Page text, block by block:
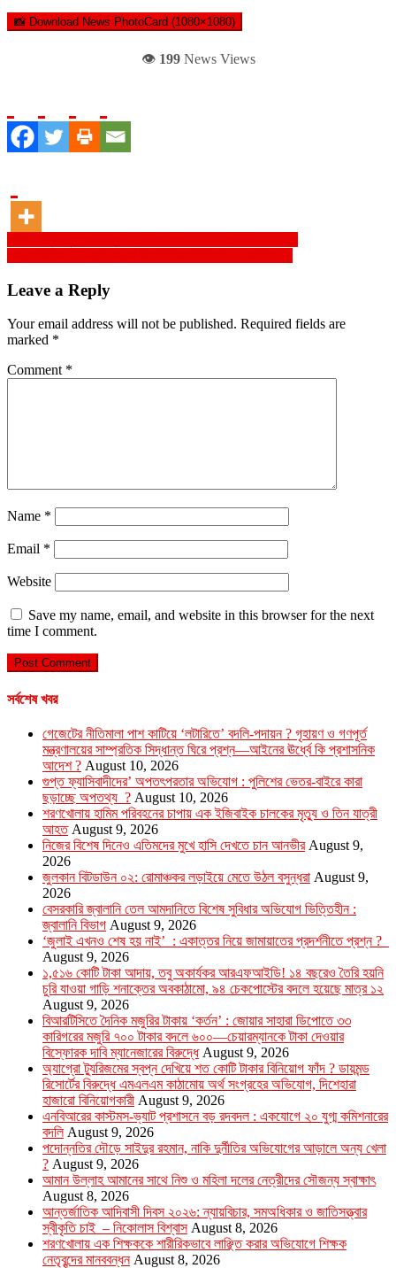
📸 Download News PhotoCard (1080×1080)
👁️ 199News Views
Post
navigation
Leave a Reply
Your email address will not be published. Required fields are
marked *
Comment *
Name *
Email *
Website
Save my name, email, and website in this browser for the next
time I comment.
সর্বশেষ খবর
গেজেটের নীতিমালা পাশ কাটিয়ে ‘লটারিতে’ বদলি-পদায়ন ? গৃহায়ণ ও গণপূর্ত
মন্ত্রণালয়ের সাম্প্রতিক সিদ্ধান্ত ঘিরে প্রশ্ন—আইনের ঊর্ধ্বে কি প্রশাসনিক
আদেশ ? August 10, 2026
গুপ্ত ফ্যাসিবাদীদের’ অপতৎপরতার অভিযোগ : পুলিশের ভেতর-বাইরে কারা
ছড়াচ্ছে অপতথ্য ? August 10, 2026
শরণখোলায় হামিম পরিবহনের চাপায় এক ইজিবাইক চালকের মৃত্যু ও তিন যাত্রী
আহত August 9, 2026
নিজের বিশেষ দিনেও এতিমদের মুখে হাসি দেখতে চান আনভীর August 9,
2026
জুলকান বিটডাউন ০২: রোমাঞ্চকর লড়াইয়ে মেতে উঠল বসুন্ধরা August 9,
2026
বেসরকারি জ্বালানি তেল আমদানিতে বিশেষ সুবিধার অভিযোগ ভিত্তিহীন :
জ্বালানি বিভাগ August 9, 2026
‘জুলাই এখনও শেষ হয় নাই’ : একাত্তর নিয়ে জামায়াতের প্রদর্শনীতে প্রশ্ন ?
August 9, 2026
১,৫১৬ কোটি টাকা আদায়, তবু অকার্যকর আরএফআইডি! ১৪ বছরেও তৈরি হয়নি
চুরি যাওয়া গাড়ি শনাক্তের অবকাঠামো, ৯৪ চেকপোস্টের বদলে হয়েছে মাত্র ১২
August 9, 2026
বিআরটিসিতে দৈনিক মজুরির টাকায় ‘কর্তন’ : জোয়ার সাহারা ডিপোতে ৩৩
কারিগরের মজুরি ৭০০ টাকার বদলে ৬০০—চেয়ারম্যানকে টাকা দেওয়ার
বিস্ফোরক দাবি ম্যানেজারের বিরুদ্ধে August 9, 2026
অ্যাগ্রো ট্যুরিজমের স্বপ্ন দেখিয়ে শত কোটি টাকার বিনিয়োগ ফাঁদ ? ডায়মন্ড
রিসোর্টের বিরুদ্ধে এমএলএম কাঠামোয় অর্থ সংগ্রহের অভিযোগ, দিশেহারা
হাজারো বিনিয়োগকারী August 9, 2026
এনবিআরের কাস্টমস-ভ্যাট প্রশাসনে বড় রদবদল : একযোগে ২০ যুগ্ম কমিশনারের
বদলি August 9, 2026
পদোন্নতির দৌড়ে সাইদুর রহমান, নাকি দুর্নীতির অভিযোগের আড়ালে অন্য খেলা
? August 9, 2026
আমান উল্লাহ আমানের সাথে নিশু ও মহিলা দলের নেত্রীদের সৌজন্য স্বাক্ষাৎ
August 8, 2026
আন্তর্জাতিক আদিবাসী দিবস ২০২৬: ন্যায়বিচার, সমঅধিকার ও জাতিসত্ত্বার
স্বীকৃতি চাই – নিকোলাস বিশ্বাস August 8, 2026
শরণখোলায় এক শিক্ষককে শারীরিকভাবে লাঞ্ছিত করার অভিযোগে শিক্ষক
নেতৃবৃন্দের মানববন্ধন August 8, 2026